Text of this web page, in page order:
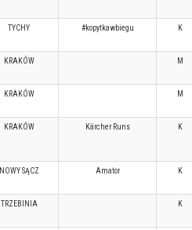
TYCHY #kopytkawbiegu K
KRAKÓW M
KRAKÓW M
KRAKÓW Kärcher Runs K
NOWY SĄCZ Amator K
TRZEBINIA K